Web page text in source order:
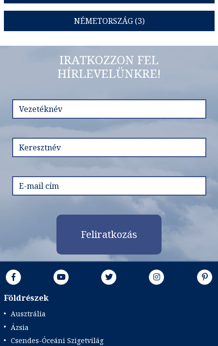
NÉMETORSZÁG (3)
IRATKOZZON FEL
HÍRLEVELÜNKRE!
Feliratkozás
Földrészek
Ausztrália
Ázsia
Csendes-Óceáni Szigetvilág